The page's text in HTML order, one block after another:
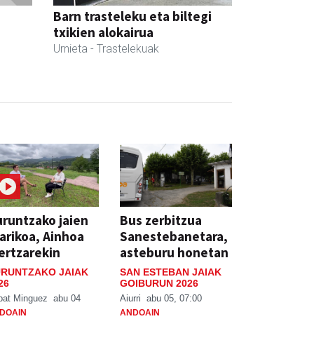
Barn trasteleku eta biltegi
txikien alokairua
Urnieta - Trastelekuak
jaien
Ainhoa
JAIAK
Minguez abu 04
Bus zerbitzua
Sanestebanetara,
asteburu honetan
SAN ESTEBAN JAIAK
GOIBURUN 2026
Aiurri abu 05, 07:00
ANDOAIN